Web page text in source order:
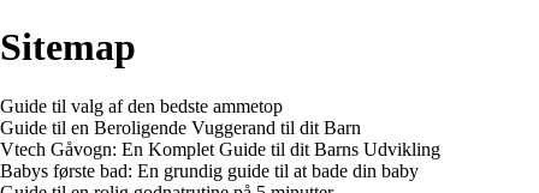
Sitemap
Guide til valg af den bedste ammetop
Guide til en Beroligende Vuggerand til dit Barn
Vtech Gåvogn: En Komplet Guide til dit Barns Udvikling
Babys første bad: En grundig guide til at bade din baby